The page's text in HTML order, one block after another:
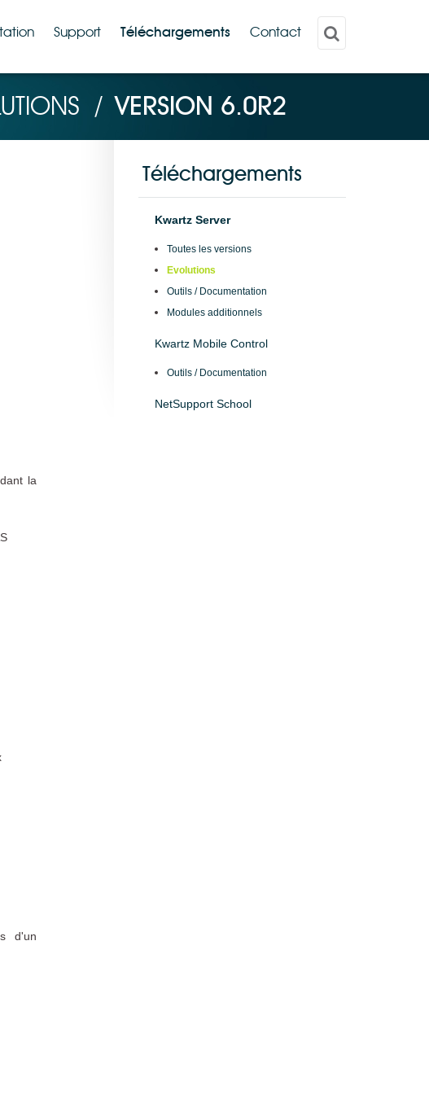
Support Téléchargements Contact
/ VERSION 6.0R2
la
d'un
Téléchargements
Kwartz Server
Toutes les versions
Evolutions
Outils / Documentation
Modules additionnels
Kwartz Mobile Control
Outils / Documentation
NetSupport School